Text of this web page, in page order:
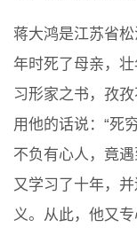
蒋大鸿是江苏省
年时死了母亲，
习形家之书，孜
用他的话说：“死
不负有心人，竟
又学习了十年，
义。从此，他又